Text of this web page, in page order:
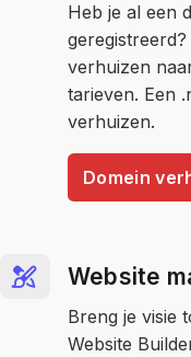
Heb je al een
verhuizen
tarieven. Een
verhuizen.
Domein
Website
Breng je visie
Website